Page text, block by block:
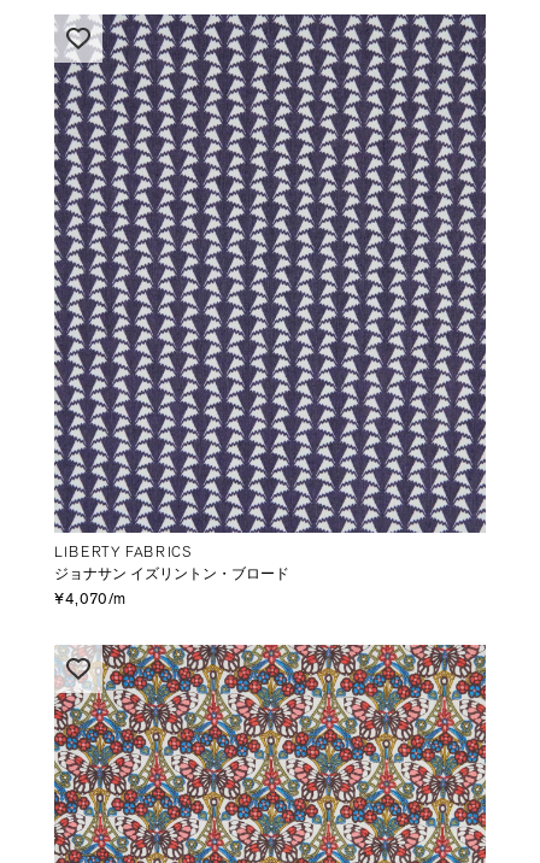
LIBERTY FABRICS
ジョナサン イズリントン・ブロード
¥4,070/m